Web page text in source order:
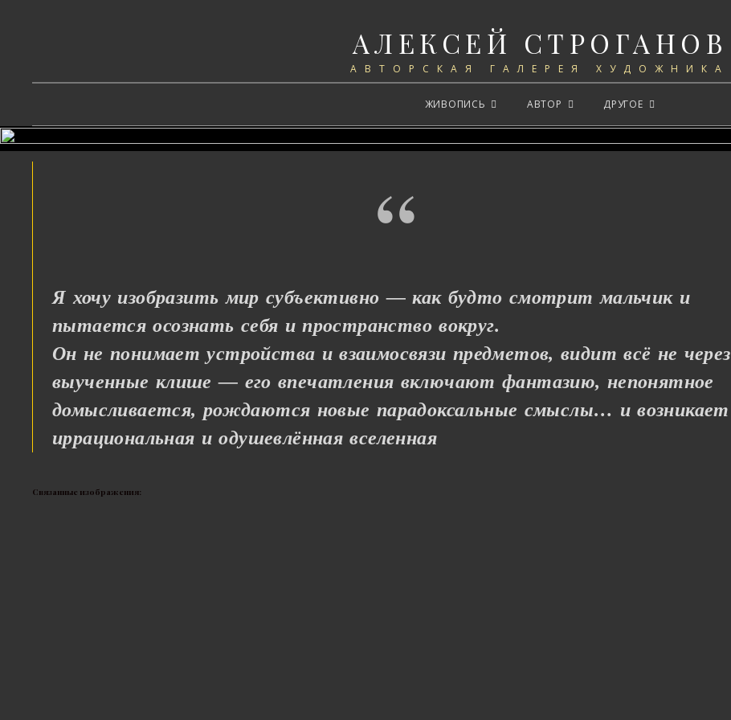
АЛЕКСЕЙ СТРОГАНОВ
АВТОРСКАЯ ГАЛЕРЕЯ ХУДОЖНИКА
ЖИВОПИСЬ АВТОР ДРУГОЕ
Я хочу изобразить мир субъективно — как будто смотрит мальчик и
пытается осознать себя и пространство вокруг.
Он не понимает устройства и взаимосвязи предметов, видит всё не через
выученные клише — его впечатления включают фантазию, непонятное
домысливается, рождаются новые парадоксальные смыслы… и возникает
иррациональная и одушевлённая вселенная
Связанные изображения: